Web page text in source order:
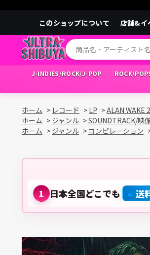
このショップについて 店舗&イ
J-INDIES/ROCK/J-POP ROCK/
ホーム > レコード > LP >ALAN WAKE
ホーム > ジャンル >SOUNDTRACK/映
ホーム > ジャンル > コンピレーション
1 日本全国どこでも 送